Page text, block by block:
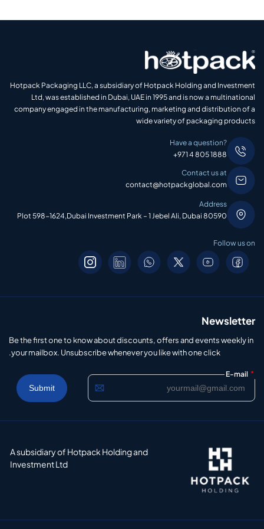
Hotpack Packaging LLC, a subsidiary of Hotpack Holding and Investment
Ltd, was established in Dubai, UAE in 1995 and is now a multinational
company engaged in the manufacturing, marketing and distribution of a
wide variety of packaging products
Have a question?
+971 4 805 1888
Contact us at
contact@hotpackglobal.com
Address
Plot 598-1624,Dubai Investment Park – 1 Jebel Ali, Dubai 80590
Follow us on
Newsletter
Be the first one to know about discounts, offers and events weekly in
your mailbox. Unsubscribe whenever you like with one click.
E-mail *
A subsidiary of Hotpack Holding and
Investment Ltd